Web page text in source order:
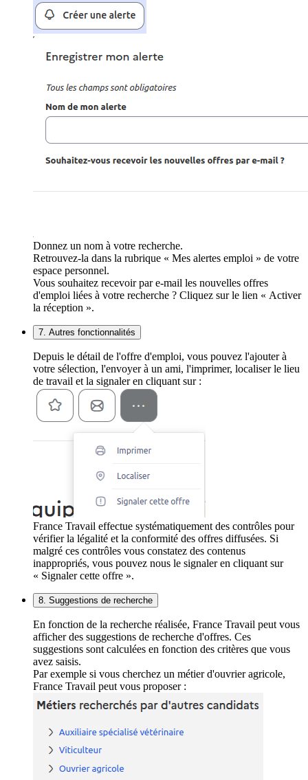
Donnez un nom à votre recherche.
Retrouvez-la dans la rubrique « Mes alertes emploi » de votre
espace personnel.
Vous souhaitez recevoir par e-mail les nouvelles offres
d'emploi liées à votre recherche ? Cliquez sur le lien « Activer
la réception ».
7. Autres fonctionnalités
Depuis le détail de l'offre d'emploi, vous pouvez l'ajouter à
votre sélection, l'envoyer à un ami, l'imprimer, localiser le lieu
de travail et la signaler en cliquant sur :
France Travail effectue systématiquement des contrôles pour
vérifier la légalité et la conformité des offres diffusées. Si
malgré ces contrôles vous constatez des contenus
inappropriés, vous pouvez nous le signaler en cliquant sur
« Signaler cette offre ».
8. Suggestions de recherche
En fonction de la recherche réalisée, France Travail peut vous
afficher des suggestions de recherche d'offres. Ces
suggestions sont calculées en fonction des critères que vous
avez saisis.
Par exemple si vous cherchez un métier d'ouvrier agricole,
France Travail peut vous proposer :